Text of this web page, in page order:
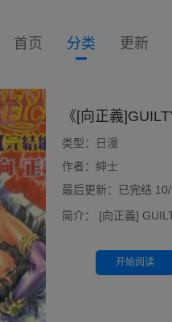
首页 分类 更新
《[向正義
类型：
日漫
作者： 紳士
最后更新：已完结
简介：
[向正義]
开始阅读